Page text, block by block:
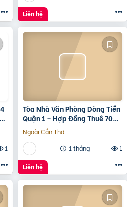
Liên hệ
1
Tòa Nhà Văn Phòng Dòng Tiền
Quận 1 – Hợp Đồng Thuê 700
Triệu/Tháng – 490 Tỷ
Ngoài Cần Thơ
1 tháng
1
Liên hệ